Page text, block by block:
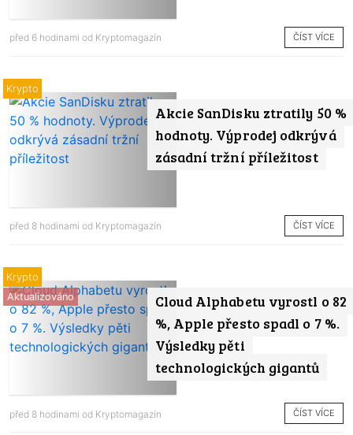
před 6 hodinami od Kryptomagazín ČÍST VÍCE
Akcie SanDisku ztratily 50 %
hodnoty. Výprodej odkrývá
zásadní tržní příležitost
Krypto
před 8 hodinami od Kryptomagazín ČÍST VÍCE
Cloud Alphabetu vyrostl o 82
%, Apple přesto spadl o 7 %.
Výsledky pěti
technologických gigantů
Aktualizováno
Krypto
před 8 hodinami od Kryptomagazín ČÍST VÍCE